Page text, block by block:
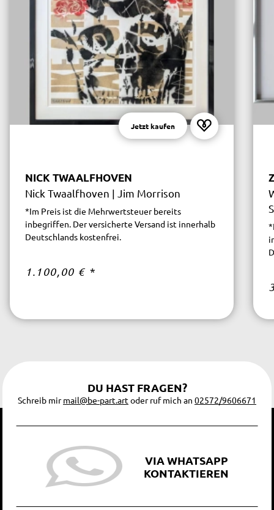
Jetzt kaufen
NICK TWAALFHOVEN
Nick Twaalfhoven | Jim Morrison
*Im Preis ist die Mehrwertsteuer bereits
inbegriffen. Der versicherte Versand ist innerhalb
Deutschlands kostenfrei.
1.100,00 € *
DU HAST FRAGEN?
Schreib mirmail@be-part.artoder ruf mich an 02572/9606671
VIA WHATSAPP
KONTAKTIEREN